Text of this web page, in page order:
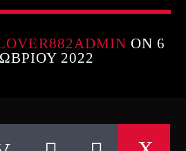
ON 6
2022